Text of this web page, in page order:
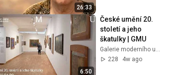
26:33
6:50
České umění 20.
století a jeho
škatulky | GMU
Galerie moderního umění v Hradci Králové
228
4w ago